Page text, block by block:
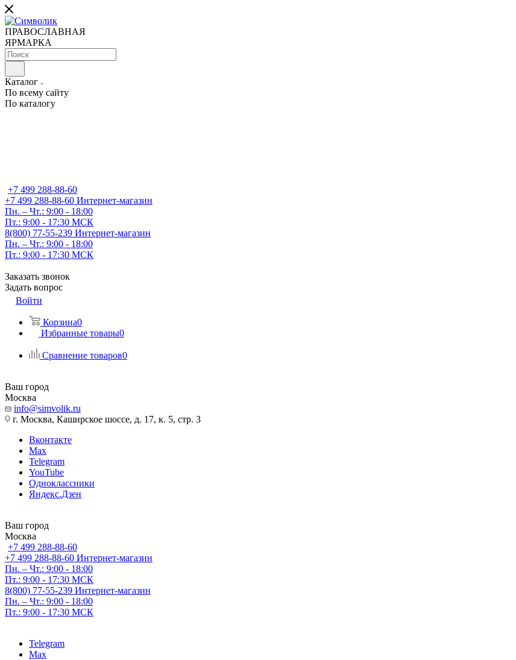
ПРАВОСЛАВНАЯ
ЯРМАРКА
Каталог
По всему сайту
По каталогу
+7 499 288-88-60
+7 499 288-88-60 Интернет-магазин
Пн. – Чт.: 9:00 - 18:00
Пт.: 9:00 - 17:30 МСК
8(800) 77-55-239 Интернет-магазин
Пн. – Чт.: 9:00 - 18:00
Пт.: 9:00 - 17:30 МСК
Заказать звонок
Задать вопрос
Войти
Корзина0
Избранные товары0
Сравнение товаров0
Ваш город
Москва
info@simvolik.ru
г. Москва, Каширское шоссе, д. 17, к. 5, стр. 3
Вконтакте
Max
Telegram
YouTube
Одноклассники
Яндекс.Дзен
Ваш город
Москва
+7 499 288-88-60
+7 499 288-88-60 Интернет-магазин
Пн. – Чт.: 9:00 - 18:00
Пт.: 9:00 - 17:30 МСК
8(800) 77-55-239 Интернет-магазин
Пн. – Чт.: 9:00 - 18:00
Пт.: 9:00 - 17:30 МСК
Telegram
Max